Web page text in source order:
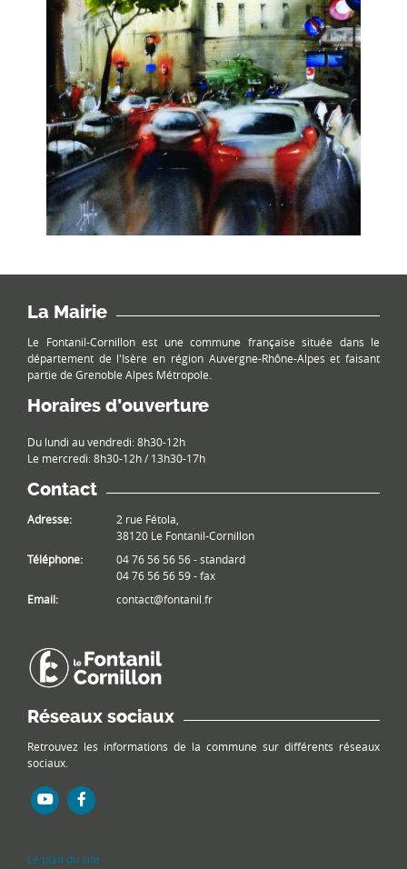
La Mairie
Le Fontanil-Cornillon est une commune française située dans le
département de l'Isère en région Auvergne-Rhône-Alpes et faisant
partie de Grenoble Alpes Métropole.
Horaires d’ouverture
Du lundi au vendredi: 8h30-12h
Le mercredi: 8h30-12h / 13h30-17h
Contact
Adresse:
2 rue Fétola,
38120 Le Fontanil-Cornillon
Téléphone:
04 76 56 56 56 - standard
04 76 56 56 59 - fax
Email:
contact@fontanil.fr
Réseaux sociaux
Retrouvez les informations de la commune sur différents réseaux
sociaux.
Le plan du site